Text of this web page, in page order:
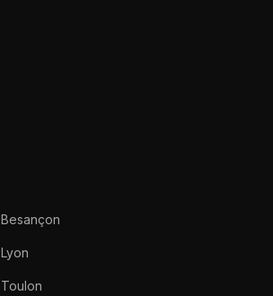
Besançon
Lyon
Toulon